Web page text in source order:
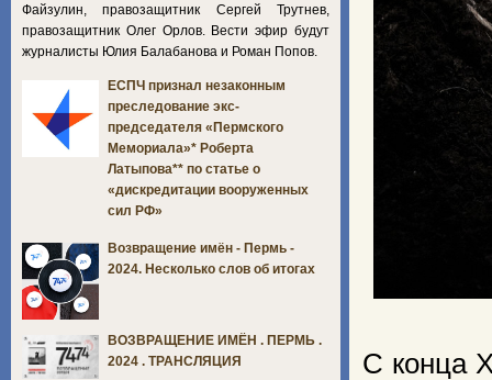
С конца
Файзулин, правозащитник Сергей Трутнев,
правозащитник Олег Орлов. Вести эфир будут
журналисты Юлия Балабанова и Роман Попов.
ЕСПЧ признал незаконным
преследование экс-
председателя «Пермского
Мемориала»* Роберта
Латыпова** по статье о
«дискредитации вооруженных
сил РФ»
Возвращение имён - Пермь -
2024. Несколько слов об итогах
ВОЗВРАЩЕНИЕ ИМЁН . ПЕРМЬ .
2024 . ТРАНСЛЯЦИЯ